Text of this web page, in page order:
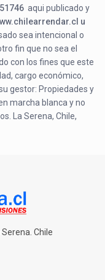
51746 aqui publicado y
u
sea intencional o
fin que no sea el
con los fines que este
cargo económico,
gestor: Propiedades y
marcha blanca y no
La Serena, Chile,
Chile